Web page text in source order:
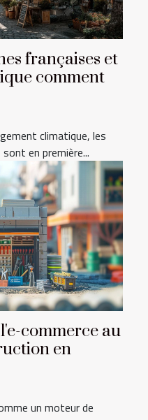
françaises et
comment
climatique, les
en première...
commerce au
en
un moteur de